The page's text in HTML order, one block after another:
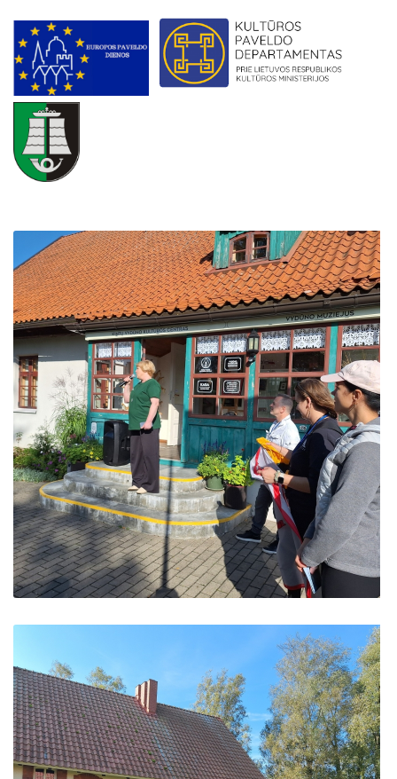
ES PROJEKTAS GENIUS LOCI. Vydūno šviesos festivalis.
ES PROJEKTAS GENIUS LOCI. Įrengtas Vydūno suolelis
ES PROJEKTAS GENIUS LOCI. Įrengtas Vydūno šviesos
ES PROJEKTAS GENIUS LOCI. Įrengtas kiemo apšvietimas
ES projektas GENIUS LOCI. Audio gidas muziejuje
ES PROJEKTAS GENIUS LOCI. Įsigyti rūbų komplektai
ES projektas GENIUS LOCI. Atnaujinta interneto svetainė
ES PROJEKTAS GENIUS LOCI. Rengiamas kiemo
ES projektas GENIUS LOCI. Rengiamos kiemo edukacinės
ES projektas GENIUS LOCI. Vydūno suolelio projektas
ES projektas GENIUS LOCI. Projekto idėja
ES projektas GENIUS LOCI. Partnerių susitikimas
ES Projektas GENIUS LOCI. Tarptautinis muziejų projektas
Projektai
keramikos dirbtuvės įpusėjo
PROJEKTAS ,,KULTŪROS SKŪNĖ". Keramikos
dirbtuvėse-įkarštis
PROJEKTAS ,,KULTŪROS SKŪNĖ". Apie projektą
spaudoje
PROJEKTAS ,,KULTŪROS SKŪNĖ". Keramikos
dirbtuvės
ES PROJEKTAS GENIUS LOCI. Išleistas bukletas
,,Vydūno muziejus"
BAIGIAMAS ES PROJEKTAS GENIUS LOCI
ES PROJEKTAS GENIUS LOCI. Vydūno šviesos
festivalis. II-asis renginys
ES PROJEKTAS GENIUS LOCI. Vydūno šviesos
festivalis. III-asis renginys
ES PROJEKTAS GENIUS LOCI. Įrengtas Vydūno
ES PROJEKTAS GENIUS LOCI. Kieme ,,dygsta"
informaciniai stendai ir rodyklės
ES PROJEKTAS GENIUS LOCI. Rengiamas Vydūno
suolelis